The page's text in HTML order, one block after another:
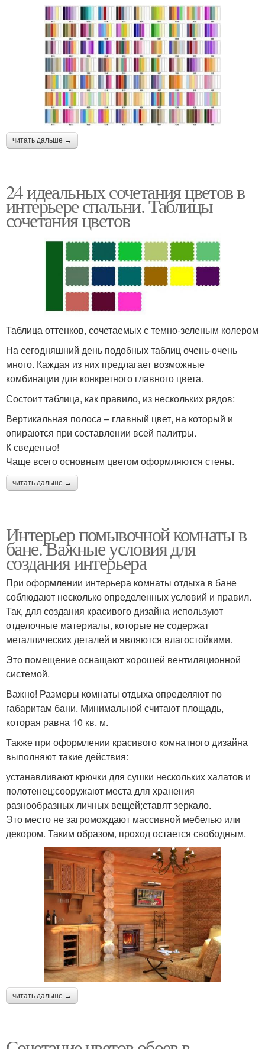
читать дальше →
24 идеальных сочетания цветов в
интерьере спальни. Таблицы
сочетания цветов
Таблица оттенков, сочетаемых с темно-зеленым колером
На сегодняшний день подобных таблиц очень-очень
много. Каждая из них предлагает возможные
комбинации для конкретного главного цвета.
Состоит таблица, как правило, из нескольких рядов:
Вертикальная полоса – главный цвет, на который и
опираются при составлении всей палитры.
К сведенью!
Чаще всего основным цветом оформляются стены.
читать дальше →
Интерьер помывочной комнаты в
бане. Важные условия для
создания интерьера
При оформлении интерьера комнаты отдыха в бане
соблюдают несколько определенных условий и правил.
Так, для создания красивого дизайна используют
отделочные материалы, которые не содержат
металлических деталей и являются влагостойкими.
Это помещение оснащают хорошей вентиляционной
системой.
Важно! Размеры комнаты отдыха определяют по
габаритам бани. Минимальной считают площадь,
которая равна 10 кв. м.
Также при оформлении красивого комнатного дизайна
выполняют такие действия:
устанавливают крючки для сушки нескольких халатов и
полотенец;сооружают места для хранения
разнообразных личных вещей;ставят зеркало.
Это место не загромождают массивной мебелью или
декором. Таким образом, проход остается свободным.
читать дальше →